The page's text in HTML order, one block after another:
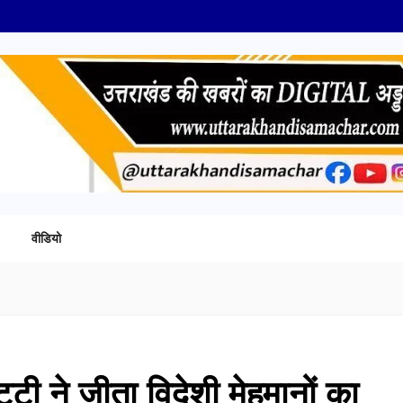
वीडियो
ने जीता विदेशी मेहमानों का